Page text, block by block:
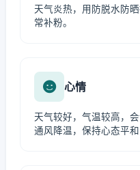
天气炎热，用防脱水防
常补粉。
心情
天气较好，气温较高，
通风降温，保持心态平和